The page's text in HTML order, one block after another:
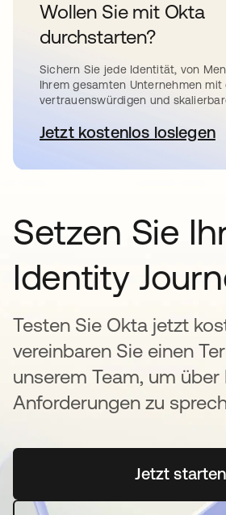
Wollen Sie mit Okta
durchstarten?
Sichern Sie jede Identität, von
Ihrem gesamten Unternehmen mit
vertrauenswürdigen und
Jetzt kostenlos loslegen
wird in einer
Setzen Sie
Identity
Testen Sie Okta jetzt
vereinbaren Sie einen
unserem Team, um über
Anforderungen zu
Jetzt starten
wird